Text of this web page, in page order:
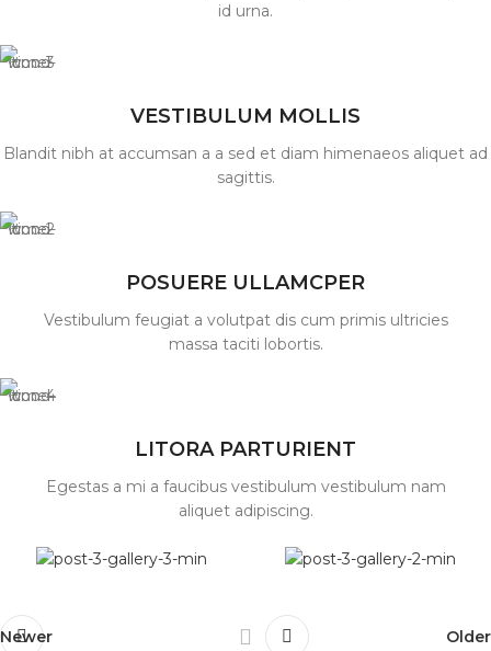
id urna.
VESTIBULUM MOLLIS
Blandit nibh at accumsan a a sed et diam himenaeos aliquet ad
sagittis.
POSUERE ULLAMCPER
Vestibulum feugiat a volutpat dis cum primis ultricies
massa taciti lobortis.
LITORA PARTURIENT
Egestas a mi a faucibus vestibulum vestibulum nam
aliquet adipiscing.
Newer Older